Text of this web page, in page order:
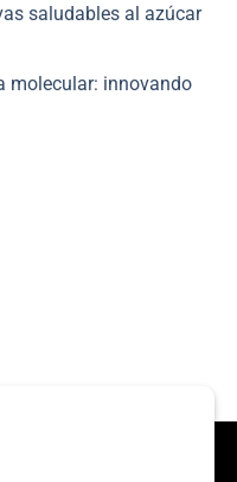
saludables al azúcar
molecular: innovando